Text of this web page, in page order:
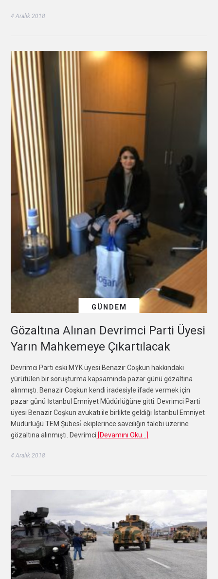
4 Aralık 2018
GÜNDEM
Gözaltına Alınan Devrimci Parti Üyesi
Yarın Mahkemeye Çıkartılacak
Devrimci Parti eski MYK üyesi Benazir Coşkun hakkındaki
yürütülen bir soruşturma kapsamında pazar günü gözaltına
alınmıştı. Benazir Coşkun kendi iradesiyle ifade vermek için
pazar günü İstanbul Emniyet Müdürlüğüne gitti. Devrimci Parti
üyesi Benazir Coşkun avukatı ile birlikte geldiği İstanbul Emniyet
Müdürlüğü TEM Şubesi̇ ekiplerince savcılığın talebi üzerine
gözaltına alınmıştı. Devrimci [Devamını Oku…]
4 Aralık 2018